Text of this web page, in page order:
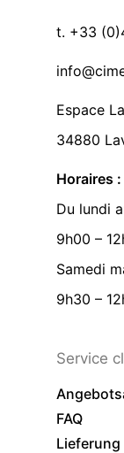
t. +33
Espace
34880
Horaires :
Du lundi
9h00 –
Samedi
9h30 –
Service
FAQ
Lieferung